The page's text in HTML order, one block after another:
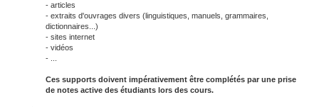
- articles
- extraits d'ouvrages divers (linguistiques, manuels, grammaires,
dictionnaires...)
- sites internet
- vidéos
- ...
Ces supports doivent impérativement être complétés par une prise
de notes active des étudiants lors des cours.